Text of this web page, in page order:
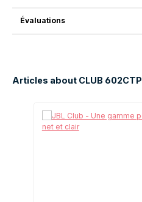
Évaluations
Articles about CLUB 602CTP